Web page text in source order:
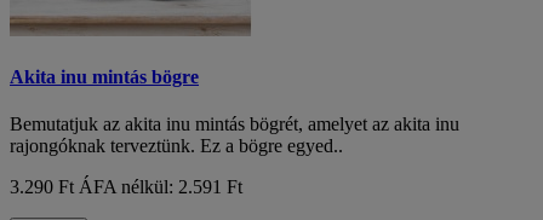
Akita inu mintás bögre
Bemutatjuk az akita inu mintás bögrét, amelyet az akita inu
rajongóknak terveztünk. Ez a bögre egyed..
3.290 FtÁFA nélkül: 2.591 Ft